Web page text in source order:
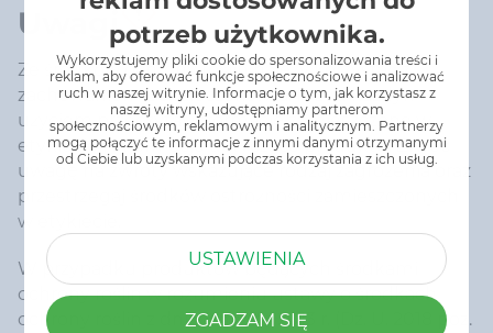
Uwagi
Ze środków ochrony roślin należy korzystać z
zachowaniem bezpieczeństwa. Przed każdym
użyciem przeczytaj informację zamieszczone w
etykiecie i informacje dotyczące produktu. Zwróć
uwagę na zwroty wskazujące rodzaj zagrożenia oraz
przestrzegaj środków ostrożności zamieszczonych
w etykiecie.
W przypadku produktów będących środkami
ochrony roślin w rozumieniu ustawy o środkach
ochrony roślin z dnia 8 marca 2013 r. (Dz. U. 2018 poz.
potrzeb użytkownika.
Wykorzystujemy pliki cookie do spersonalizowania treści i
reklam, aby oferować funkcje społecznościowe i analizować
ruch w naszej witrynie. Informacje o tym, jak korzystasz z
naszej witryny, udostępniamy partnerom
społecznościowym, reklamowym i analitycznym. Partnerzy
mogą połączyć te informacje z innymi danymi otrzymanymi
od Ciebie lub uzyskanymi podczas korzystania z ich usług.
USTAWIENIA
ZGADZAM SIĘ